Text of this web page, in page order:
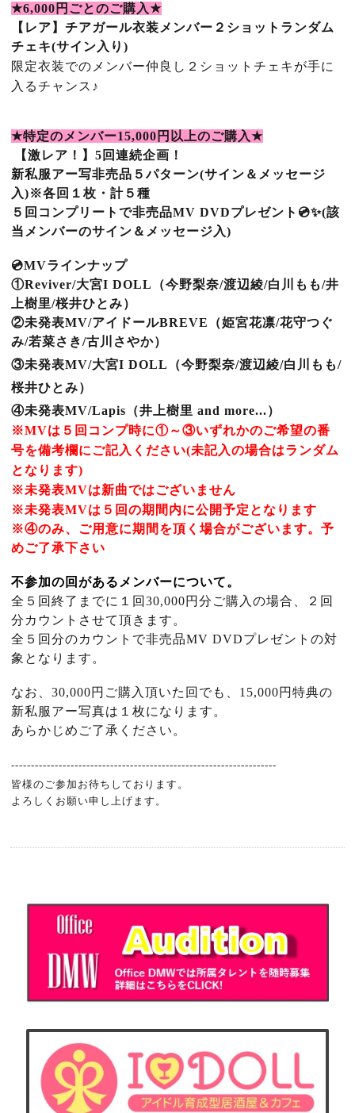
★6,000 円ごとのご購入★
【レア】チアガール衣装メンバー２ショットランダム
チェキ(サイン入り)
限定衣装でのメンバー仲良し２ショットチェキが手に
入るチャンス♪
★特定のメンバー15,000 円以上のご購入★
【激レア！】5回連続企画！
新私服アー写非売品５パターン(サイン＆メッセージ
入)※各回１枚・計５種
５回コンプリートで非売品MV DVDプレゼント💿✨(該
当メンバーのサイン＆メッセージ入)
💿MVラインナップ
①Reviver/大宮I DOLL（今野梨奈/渡辺綾/白川もも/井
上樹里/桜井ひとみ）
②未発表MV/アイドールBREVE（姫宮花凛/花守つぐ
み/若菜さき/古川さやか）
③未発表MV/大宮I DOLL（今野梨奈/渡辺綾/白川もも/
桜井ひとみ）
④未発表MV/Lapis（井上樹里 and more...）
※MVは５回コンプ時に①～③いずれかのご希望の番
号を備考欄にご記入ください(未記入の場合はランダム
となります)
※未発表MVは新曲ではございません
※未発表MVは５回の期間内に公開予定となります
※④のみ、ご用意に期間を頂く場合がございます。予
めご了承下さい
不参加の回があるメンバーについて。
全５回終了までに１回30,000円分ご購入の場合、
２回
分カウントさせて頂きます。
全５回分のカウントで非売品MV DVDプレゼントの対
象となります。
なお、30,000円ご購入頂いた回でも、15,000円特典の
新私服アー写真は１枚になります。
あらかじめご了承ください。
-------------------------------------------------------------------
皆様のご参加お待ちしております。
よろしくお願い申し上げます。